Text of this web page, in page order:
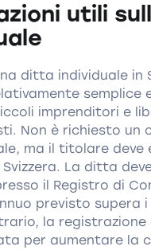
utili
ditta individuale in
semplice
imprenditori e
Non è richiesto un
ma il titolare deve
La ditta
il Registro di
previsto supera i
la
per aumentare la